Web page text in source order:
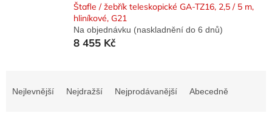
Štafle / žebřík teleskopické GA-TZ16, 2,5 / 5 m,
hliníkové, G21
Na objednávku (naskladnění do 6 dnů)
8 455 Kč
Nejlevnější Nejdražší Nejprodávanější Abecedně